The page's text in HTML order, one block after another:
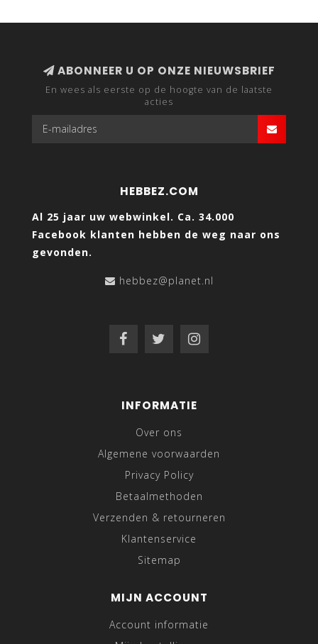
ABONNEER U OP ONZE NIEUWSBRIEF
En wees als eerste op de hoogte van de laatste
acties
HEBBEZ.COM
Al 25 jaar uw webwinkel. Ca. 34.000
Facebook klanten hebben de weg naar ons
gevonden.
hebbez@planet.nl
INFORMATIE
Over ons
Algemene voorwaarden
Privacy Policy
Betaalmethoden
Verzenden & retourneren
Klantenservice
Sitemap
MIJN ACCOUNT
Account informatie